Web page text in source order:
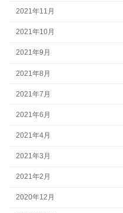
2021年11月
2021年10月
2021年9月
2021年8月
2021年7月
2021年6月
2021年4月
2021年3月
2021年2月
2020年12月